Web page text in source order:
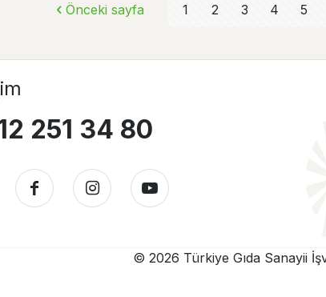
Önceki sayfa 1 2 3 4 5
251 34 80
© 2026 Türkiye Gıda Sanayii